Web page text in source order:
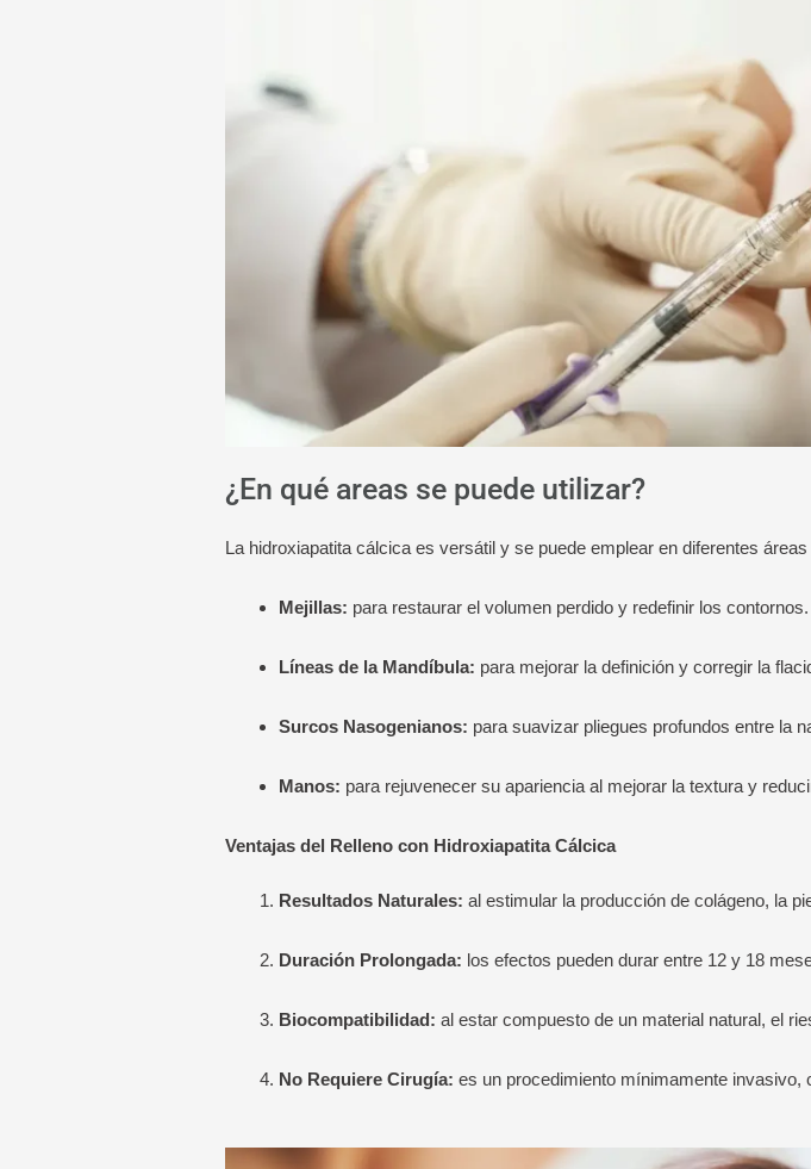
¿En qué areas se puede utilizar?
La hidroxiapatita cálcica es versátil y se puede emplear en diferentes
Mejillas: para restaurar el volumen perdido y redefinir los contornos.
Líneas de la Mandíbula: para mejorar la definición y corregir la
Surcos Nasogenianos: para suavizar pliegues profundos entre la
Manos: para rejuvenecer su apariencia al mejorar la textura y
Ventajas del Relleno con Hidroxiapatita Cálcica
Resultados Naturales: al estimular la producción de colágeno, la
Duración Prolongada: los efectos pueden durar entre 12 y 18
Biocompatibilidad: al estar compuesto de un material natural, el
No Requiere Cirugía: es un procedimiento mínimamente invasivo,